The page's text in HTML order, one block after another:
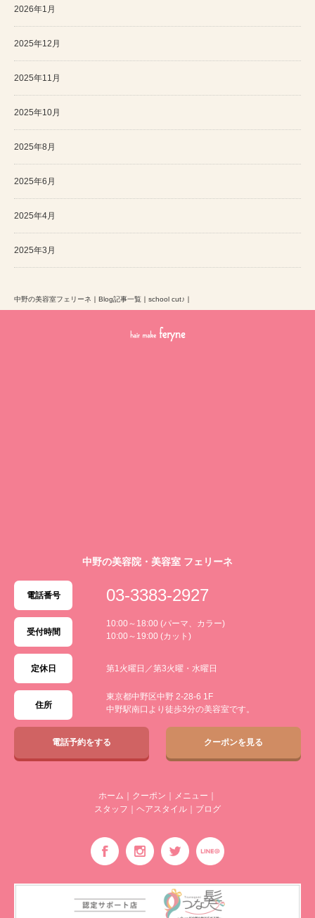
2026年1月
2025年12月
2025年11月
2025年10月
2025年8月
2025年6月
2025年4月
2025年3月
中野の美容室フェリーネ ｜ Blog記事一覧 ｜ school cut♪ ｜
中野の美容院・美容室 フェリーネ
電話番号 03-3383-2927
受付時間
10:00～18:00 (パーマ、カラー)
10:00～19:00 (カット)
定休日 第1火曜日／第3火曜・水曜日
住所
東京都中野区中野 2-28-6 1F
中野駅南口より徒歩3分の美容室です。
電話予約をする クーポンを見る
ホーム クーポン メニュー
スタッフ
ヘアスタイル ブログ